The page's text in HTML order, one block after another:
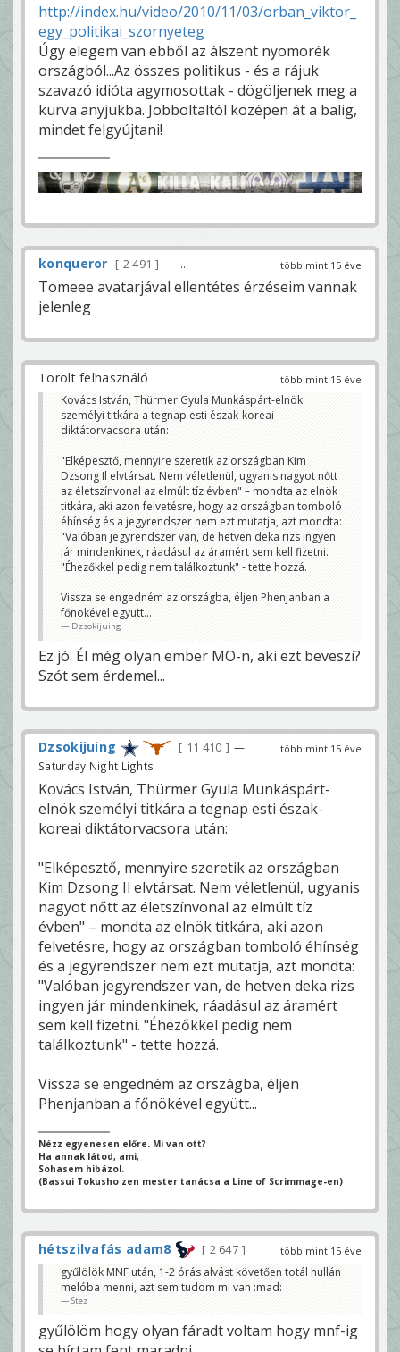
http://index.hu/video/2010/11/03/orban_viktor_
egy_politikai_szornyeteg
Úgy elegem van ebből az álszent nyomorék
országból...Az összes politikus - és a rájuk
szavazó idióta agymosottak - dögöljenek meg a
kurva anyjukba. Jobboltaltól középen át a balig,
mindet felgyújtani!
több mint 15 éve
konqueror 2 491 — ...
Tomeee avatarjával ellentétes érzéseim vannak
jelenleg
több mint 15 éve
Törölt felhasználó
Kovács István, Thürmer Gyula Munkáspárt-elnök
személyi titkára a tegnap esti észak-koreai
diktátorvacsora után:
"Elképesztő, mennyire szeretik az országban Kim
Dzsong Il elvtársat. Nem véletlenül, ugyanis nagyot nőtt
az életszínvonal az elmúlt tíz évben" – mondta az elnök
titkára, aki azon felvetésre, hogy az országban tomboló
éhínség és a jegyrendszer nem ezt mutatja, azt mondta:
"Valóban jegyrendszer van, de hetven deka rizs ingyen
jár mindenkinek, ráadásul az áramért sem kell fizetni.
"Éhezőkkel pedig nem találkoztunk" - tette hozzá.
Vissza se engedném az országba, éljen Phenjanban a
főnökével együtt...
Dzsokijuing
Ez jó. Él még olyan ember MO-n, aki ezt beveszi?
Szót sem érdemel...
több mint 15 éve
Dzsokijuing 11 410
—
Saturday Night Lights
Kovács István, Thürmer Gyula Munkáspárt-
elnök személyi titkára a tegnap esti észak-
koreai diktátorvacsora után:
"Elképesztő, mennyire szeretik az országban
Kim Dzsong Il elvtársat. Nem véletlenül, ugyanis
nagyot nőtt az életszínvonal az elmúlt tíz
évben" – mondta az elnök titkára, aki azon
felvetésre, hogy az országban tomboló éhínség
és a jegyrendszer nem ezt mutatja, azt mondta:
"Valóban jegyrendszer van, de hetven deka rizs
ingyen jár mindenkinek, ráadásul az áramért
sem kell fizetni. "Éhezőkkel pedig nem
találkoztunk" - tette hozzá.
Vissza se engedném az országba, éljen
Phenjanban a főnökével együtt...
Nézz egyenesen előre. Mi van ott?
Ha annak látod, ami,
Sohasem hibázol.
(Bassui Tokusho zen mester tanácsa a Line of Scrimmage-en)
több mint 15 éve
hétszilvafás adam8
2 647
gyűlölök MNF után, 1-2 órás alvást követően totál hullán
melóba menni, azt sem tudom mi van :mad:
Stez
gyűlölöm hogy olyan fáradt voltam hogy mnf-ig